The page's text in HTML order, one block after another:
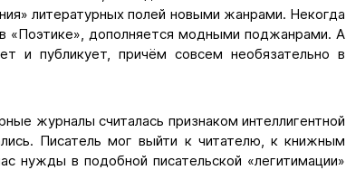
литературных полей новыми жанрами. Некогда
«Поэтике», дополняется модными поджанрами. А
и публикует, причём совсем необязательно в
журналы считалась признаком интеллигентной
Писатель мог выйти к читателю, к книжным
нужды в подобной писательской «легитимации»